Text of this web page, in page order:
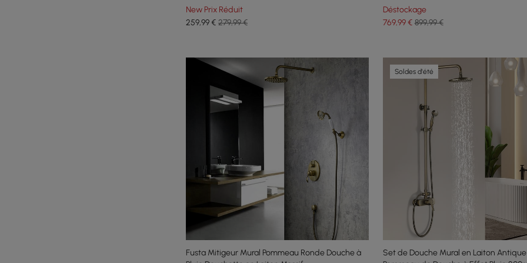
New Prix Réduit
259,99€ 279,99 €
Déstockage
769,99€ 899,99 €
Fusta Mitigeur Mural Pommeau Ronde Douche à
Soldes d'été
Set de Douche Mural en Laiton